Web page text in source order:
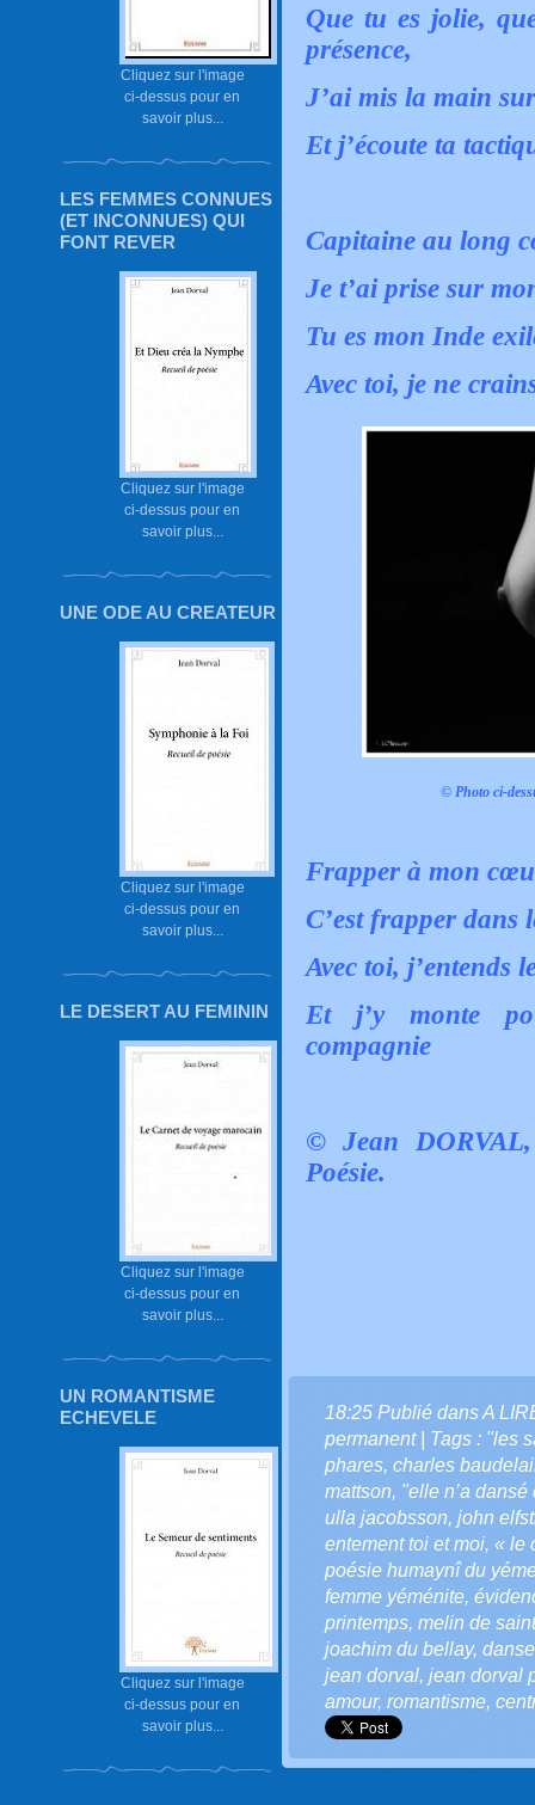
Cliquez sur l'image
ci-dessus pour en
savoir plus...
LES FEMMES CONNUES
(ET INCONNUES) QUI
FONT REVER
Cliquez sur l'image
ci-dessus pour en
savoir plus...
UNE ODE AU CREATEUR
Cliquez sur l'image
ci-dessus pour en
savoir plus...
LE DESERT AU FEMININ
Cliquez sur l'image
ci-dessus pour en
savoir plus...
UN ROMANTISME
ECHEVELE
Cliquez sur l'image
ci-dessus pour en
savoir plus...
Que tu es jolie,
présence,
J’ai mis la main
Et j’écoute ta
Capitaine au long
Je t’ai prise sur
Tu es mon Inde
Avec toi, je ne
© Photo ci-
Frapper à mon
C’est frapper dans
Avec toi, j’entends
Et j’y monte
compagnie
© Jean
Poésie.
18:25 Publié dansA
permanent| Tags : "les
phares, charles
mattson, "elle n’a dansé
ulla jacobsson, john
entement toi et moi, « le
poésie humaynî du
femme yéménite,
printemps, melin de
joachim du bellay,
jean dorval, jean dorval
amour, romantisme,